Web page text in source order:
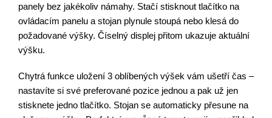
panely bez jakékoliv námahy. Stačí stisknout tlačítko na
ovládacím panelu a stojan plynule stoupá nebo klesá do
požadované výšky. Číselný displej přitom ukazuje aktuální
výšku.
Chytrá funkce uložení 3 oblíbených výšek vám ušetří čas –
nastavíte si své preferované pozice jednou a pak už jen
stisknete jedno tlačítko. Stojan se automaticky přesune na